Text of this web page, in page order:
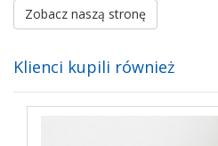
Zobacz naszą stronę
Klienci kupili również